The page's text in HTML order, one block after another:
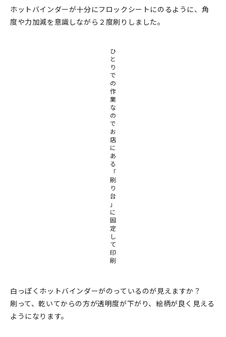
ホットバインダーが十分にフロックシートにのるように、角
度や力加減を意識しながら２度刷りしました。
ひ
と
り
で
の
作
業
な
の
で
お
店
に
あ
る
「
刷
り
台
」
に
固
定
し
て
印
刷
白っぽくホットバインダーがのっているのが見えますか？
刷って、乾いてからの方が透明度が下がり、絵柄が良く見える
ようになります。